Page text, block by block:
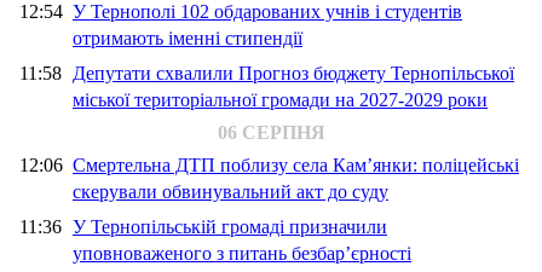
12:54 У Тернополі 102 обдарованих учнів і студентів
отримають іменні стипендії
11:58 Депутати схвалили Прогноз бюджету Тернопільської
міської територіальної громади на 2027-2029 роки
06 СЕРПНЯ
12:06 Смертельна ДТП поблизу села Кам’янки: поліцейські
скерували обвинувальний акт до суду
11:36 У Тернопільській громаді призначили
уповноваженого з питань безбар’єрності